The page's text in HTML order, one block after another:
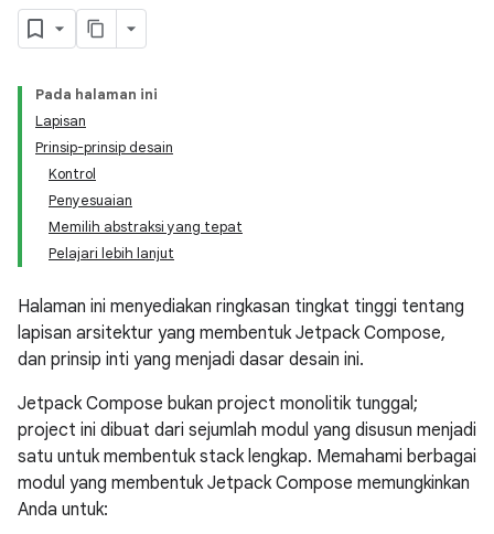
Pada halaman ini
Lapisan
Prinsip-prinsip desain
Kontrol
Penyesuaian
Memilih abstraksi yang tepat
Pelajari lebih lanjut
Halaman ini menyediakan ringkasan tingkat tinggi tentang
lapisan arsitektur yang membentuk Jetpack Compose,
dan prinsip inti yang menjadi dasar desain ini.
Jetpack Compose bukan project monolitik tunggal;
project ini dibuat dari sejumlah modul yang disusun menjadi
satu untuk membentuk stack lengkap. Memahami berbagai
modul yang membentuk Jetpack Compose memungkinkan
Anda untuk: